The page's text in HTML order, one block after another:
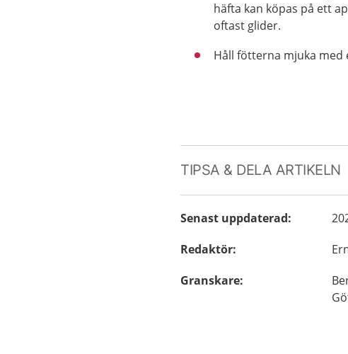
häfta kan köpas på ett
oftast glider.
Håll fötterna mjuka med
TIPSA & DELA ARTIKELN
Senast uppdaterad:
Redaktör:
Granskare: